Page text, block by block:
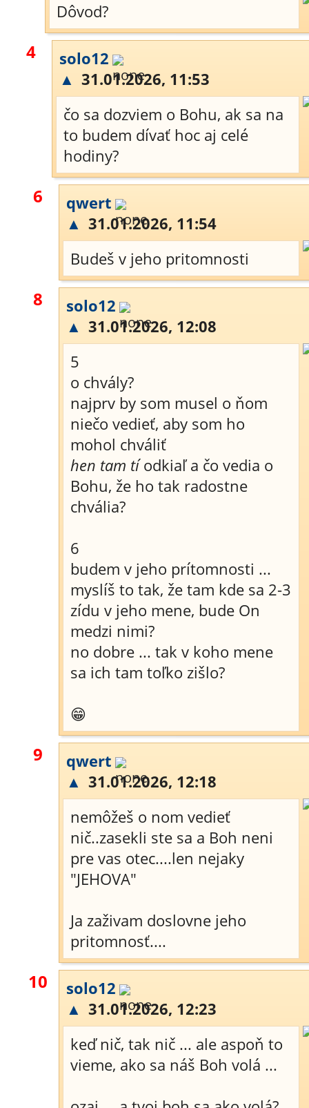
Dôvod?
4
solo12
▲ 31.01.2026, 11:53
čo sa dozviem o Bohu, ak sa na
to budem dívať hoc aj celé
hodiny?
6
qwert
▲ 31.01.2026, 11:54
Budeš v jeho pritomnosti
8
solo12
▲ 31.01.2026, 12:08
5
o chvály?
najprv by som musel o ňom
niečo vedieť, aby som ho
mohol chváliť
hen tam tíodkiaľ a čo vedia o
Bohu, že ho tak radostne
chvália?
6
budem v jeho prítomnosti ...
myslíš to tak, že tam kde sa 2-3
zídu v jeho mene, bude On
medzi nimi?
no dobre ... tak v koho mene
sa ich tam toľko zišlo?
😁
9
qwert
▲ 31.01.2026, 12:18
nemôžeš o nom vedieť
nič..zasekli ste sa a Boh neni
pre vas otec....len nejaky
"JEHOVA"
Ja zaživam doslovne jeho
pritomnosť....
10
solo12
▲ 31.01.2026, 12:23
keď nič, tak nič ... ale aspoň to
vieme, ako sa náš Boh volá ...